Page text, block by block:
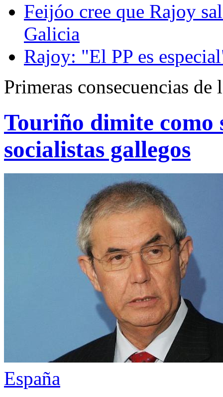
Feijóo cree que Rajoy
Galicia
Rajoy: "El PP es
Primeras consecuencias
Touriño dimite como
socialistas gallegos
España